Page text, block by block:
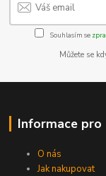
Souhlasím se
Můžete se
Informace pro
O nás
Jak nakupovat